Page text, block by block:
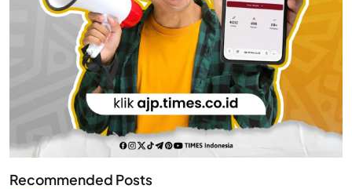
Recommended Posts